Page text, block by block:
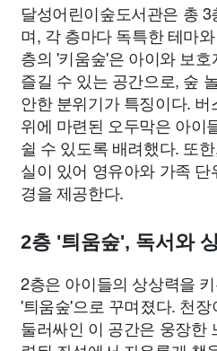
달성어린이숲도서관은 총
며, 각 층마다 독특한 테마
층의 '키움숲'은 아이와 보
즐길 수 있는 공간으로, 숲
안한 분위기가 특징이다.
위에 마련된 오두막은 아이
쉴 수 있도록 배려했다. 또
실이 있어 영유아와 가족
경을 제공한다.
2층 '틔움숲', 독서와
2층은 아이들의 상상력을
'틔움숲'으로 꾸며졌다. 천
둘러싸인 이 공간은 웅장한